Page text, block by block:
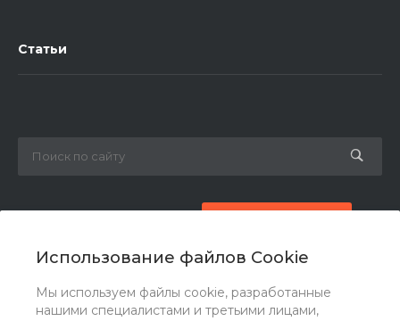
Использование файлов Cookie
Мы используем файлы cookie, разработанные
нашими специалистами и третьими лицами,
Статьи
zakaz@ogk-opora.ru